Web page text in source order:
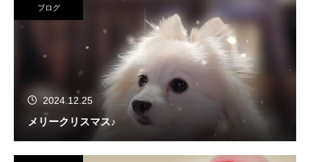
ブログ
2024.12.25
メリークリスマス♪